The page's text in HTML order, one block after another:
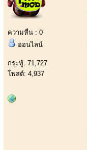
ความหื่น : 0
ออนไลน์
กระทู้: 71,727
โพสต์: 4,937